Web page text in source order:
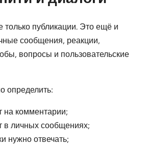
публикации. Это ещё и
сообщения, реакции,
вопросы и пользовательские
определить:
на комментарии;
в личных сообщениях;
нужно отвечать;